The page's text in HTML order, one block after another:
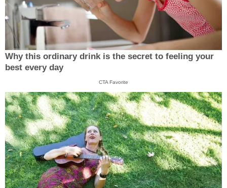
Why this ordinary drink is the secret to feeling your
best every day
CTA Favorite